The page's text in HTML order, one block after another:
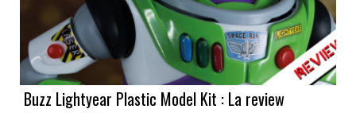
Buzz Lightyear Plastic Model Kit : La review